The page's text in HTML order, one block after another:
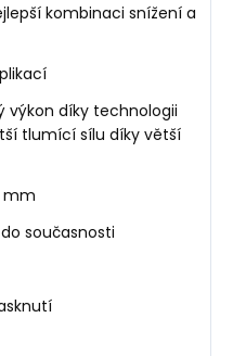
kombinaci snížení a
výkon díky technologii
tlumící sílu díky větší
mm
současnosti